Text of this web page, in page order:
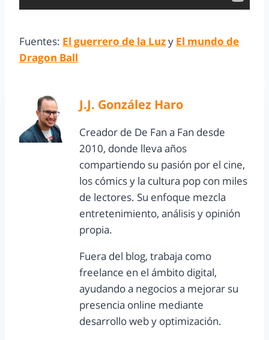
Fuentes: El guerrero de la Luzy El mundo de
Dragon Ball
J.J. González Haro
Creador de De Fan a Fan desde
2010, donde lleva años
compartiendo su pasión por el cine,
los cómics y la cultura pop con miles
de lectores. Su enfoque mezcla
entretenimiento, análisis y opinión
propia.
Fuera del blog, trabaja como
freelance en el ámbito digital,
ayudando a negocios a mejorar su
presencia online mediante
desarrollo web y optimización.